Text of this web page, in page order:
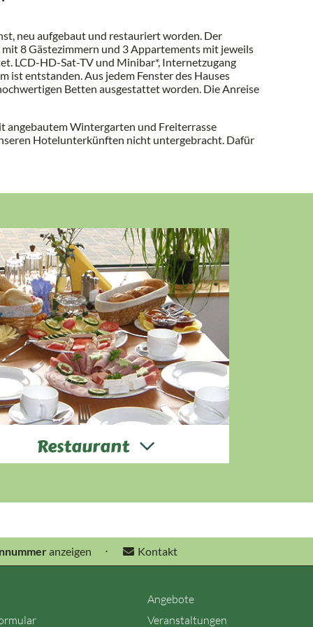
neu aufgebaut und restauriert worden. Der
8 Gästezimmern und 3 Appartements mit jeweils
LCD-HD-Sat-TV und Minibar*, Internetzugang
ist entstanden. Aus jedem Fenster des Hauses
Betten ausgestattet worden. Die Anreise
angebautem Wintergarten und Freiterrasse
Hotelunterkünften nicht untergebracht. Dafür
Restaurant
Wasser eine naturnahe Atmosphäre.
anzeigen ⋅ Kontakt
Angebote
Veranstaltungen